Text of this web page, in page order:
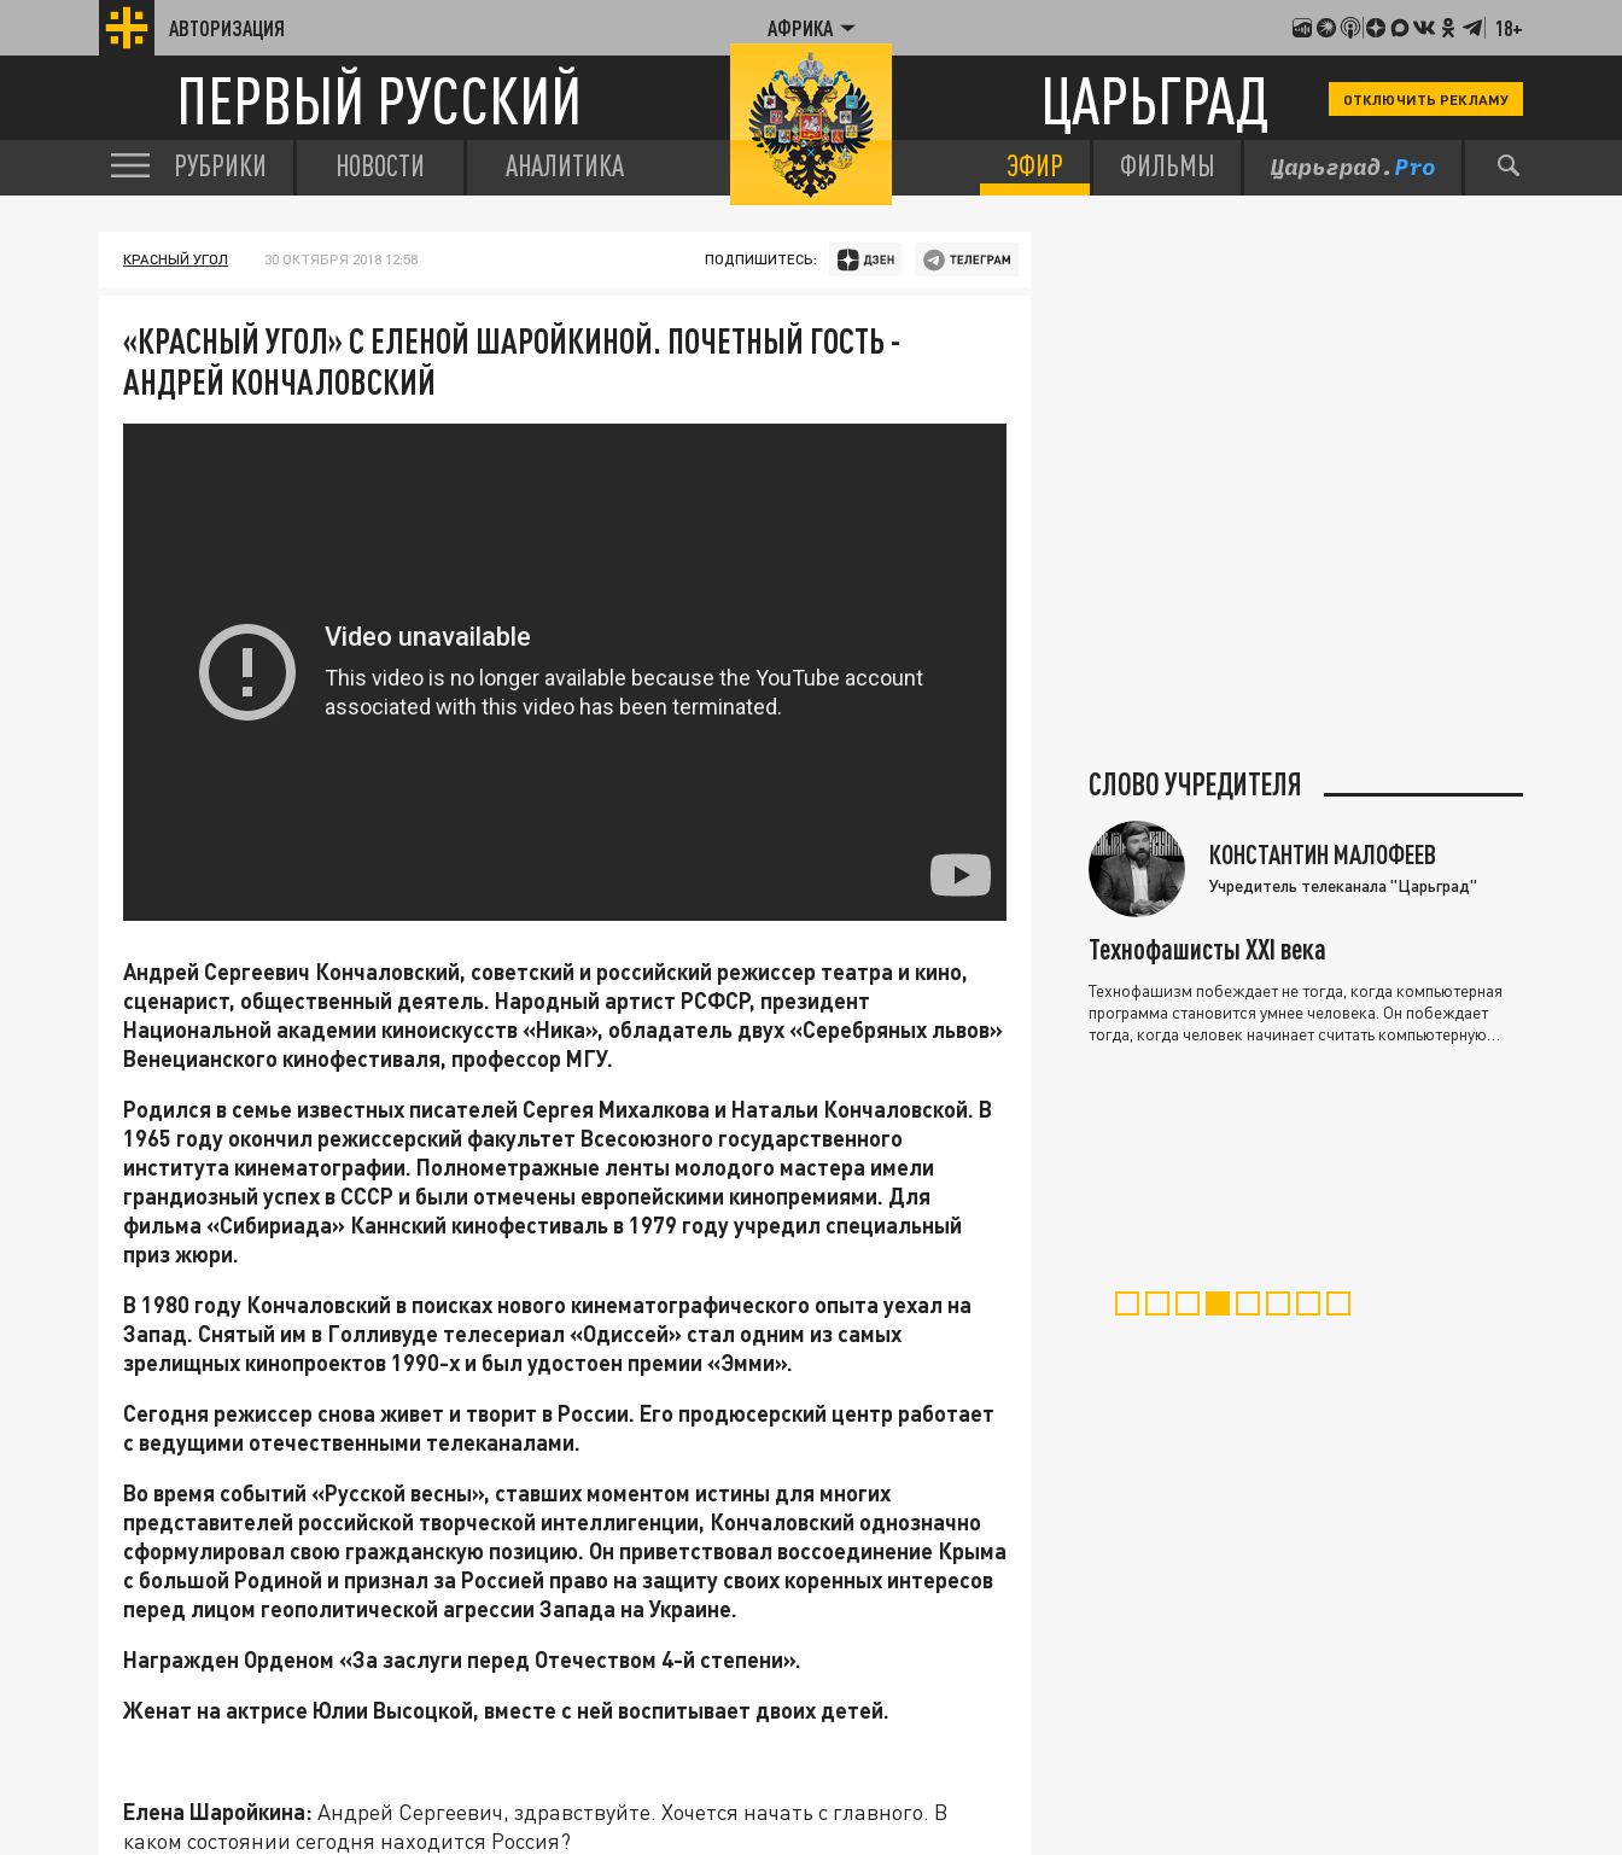
АВТОРИЗАЦИЯ АФРИКА 18+
ПЕРВЫЙ РУССКИЙ ЦАРЬГРАД ОТКЛЮЧИТЬ РЕКЛАМУ
РУБРИКИ НОВОСТИ АНАЛИТИКА ЭФИР ФИЛЬМЫ
КРАСНЫЙ УГОЛ 30 ОКТЯБРЯ 2018 12:58 ПОДПИШИТЕСЬ:
«КРАСНЫЙ УГОЛ» С ЕЛЕНОЙ ШАРОЙКИНОЙ. ПОЧЕТНЫЙ ГОСТЬ -
АНДРЕЙ КОНЧАЛОВСКИЙ
Андрей Сергеевич Кончаловский, советский и российский режиссер театра и кино,
сценарист, общественный деятель. Народный артист РСФСР, президент
Национальной академии киноискусств «Ника», обладатель двух «Серебряных львов»
Венецианского кинофестиваля, профессор МГУ.
Родился в семье известных писателей Сергея Михалкова и Натальи Кончаловской. В
1965 году окончил режиссерский факультет Всесоюзного государственного
института кинематографии. Полнометражные ленты молодого мастера имели
грандиозный успех в СССР и были отмечены европейскими кинопремиями. Для
фильма «Сибириада» Каннский кинофестиваль в 1979 году учредил специальный
приз жюри.
В 1980 году Кончаловский в поисках нового кинематографического опыта уехал на
Запад. Снятый им в Голливуде телесериал «Одиссей» стал одним из самых
зрелищных кинопроектов 1990-х и был удостоен премии «Эмми».
Сегодня режиссер снова живет и творит в России. Его продюсерский центр работает
с ведущими отечественными телеканалами.
Во время событий «Русской весны», ставших моментом истины для многих
представителей российской творческой интеллигенции, Кончаловский однозначно
сформулировал свою гражданскую позицию. Он приветствовал воссоединение Крыма
с большой Родиной и признал за Россией право на защиту своих коренных интересов
перед лицом геополитической агрессии Запада на Украине.
Награжден Орденом «За заслуги перед Отечеством 4-й степени».
Женат на актрисе Юлии Высоцкой, вместе с ней воспитывает двоих детей.
Елена Шаройкина: Андрей Сергеевич, здравствуйте. Хочется начать с главного. В
каком состоянии сегодня находится Россия?
СЛОВО УЧРЕДИТЕЛЯ
КОНСТАНТИН МАЛОФЕЕВ
Учредитель телеканала "Царьград"
Технофашисты XXI века
Технофашизм побеждает не тогда, когда компьютерная
программа становится умнее человека. Он побеждает
тогда, когда человек начинает считать компьютерную